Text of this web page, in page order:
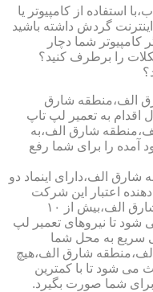
استفاده از کامپیوتر یا
گردش داشته باشید
کامپیوتر شما دچار
را برطرف کنید؟
الف،منطقه شارق
اقدام به تعمیر لپ تاپ
شارق الف،به
آمده را برای شما رفع
الف،دارای اینماد دو
اعتبار این شرکت
است و همچنین در شارق الف،منطقه شارق الف،بیش از ۱۰
شود تا نیروهای تعمیر لپ
سریع به محل شما
شارق الف،هیچ
می شود تا با کمترین
شما صورت بگیرد.